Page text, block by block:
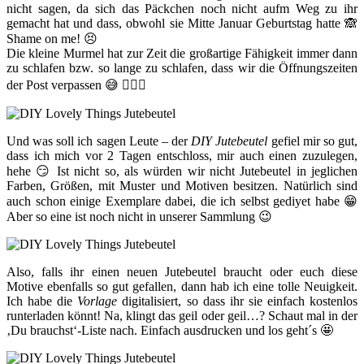
nicht sagen, da sich das Päckchen noch nicht aufm Weg zu ihr
gemacht hat und dass, obwohl sie Mitte Januar Geburtstag hatte 🙈
Shame on me! 😣
Die kleine Murmel hat zur Zeit die großartige Fähigkeit immer dann
zu schlafen bzw. so lange zu schlafen, dass wir die Öffnungszeiten
der Post verpassen 😅 🤷🏻‍♀️
Und was soll ich sagen Leute – derDIY Jutebeutel gefiel mir so gut,
dass ich mich vor 2 Tagen entschloss, mir auch einen zuzulegen,
hehe 😏 Ist nicht so, als würden wir nicht Jutebeutel in jeglichen
Farben, Größen, mit Muster und Motiven besitzen. Natürlich sind
auch schon einige Exemplare dabei, die ich selbst gediyet habe 😁
Aber so eine ist noch nicht in unserer Sammlung 😉
Also, falls ihr einen neuen Jutebeutel braucht oder euch diese
Motive ebenfalls so gut gefallen, dann hab ich eine tolle Neuigkeit.
Ich habe die Vorlage digitalisiert, so dass ihr sie einfach kostenlos
runterladen könnt! Na, klingt das geil oder geil…? Schaut mal in der
‚Du brauchst‘-Liste nach. Einfach ausdrucken und los geht´s 🤩